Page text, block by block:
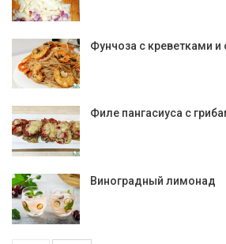
Фунчоза с креветками
Филе пангасиуса с
Виноградный лимонад